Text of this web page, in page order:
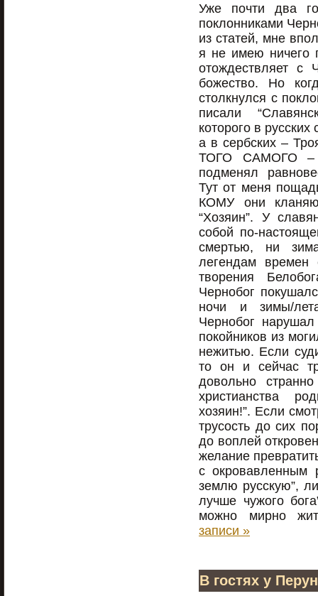
Уже почти два
поклонниками
из статей, мне
я не имею ничего
отождествляет с
божество. Но
столкнулся с
писали
которого в
а в сербских –
ТОГО САМОГО –
подменял
Тут от меня
КОМУ они
“Хозяин”. У
собой по-
смертью, ни
легендам времен
творения
Чернобог
ночи и зимы/
Чернобог
покойников из
нежитью. Если
то он и сейчас
довольно
христианства
хозяин!”. Если
трусость до сих
до воплей
желание
с окровавленным
землю русскую”,
лучше чужого
можно мирно
записи »
В гостях у